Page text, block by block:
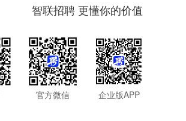
智联招聘 更懂你的价值
官方微信 企业版APP